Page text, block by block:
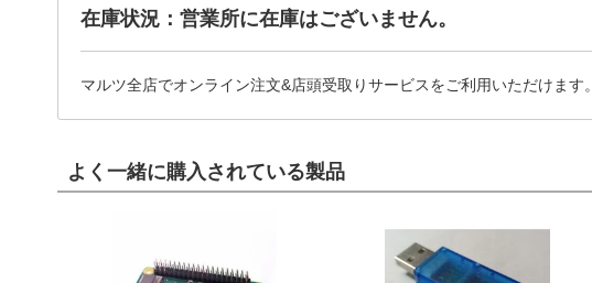
在庫状況：営業所に在庫はございません。
マルツ全店でオンライン注文&店頭受取りサービスをご利用いただけます。
よく一緒に購入されている製品